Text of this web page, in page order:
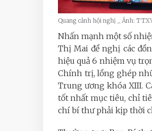
Quang cảnh hội nghị _ Ảnh:
Nhấn mạnh một số
Thị Mai đề nghị các
hiệu quả 6 nhiệm vụ
Chính trị, lồng ghép
Trung ương khóa XIII.
tốt nhất mục tiêu, chỉ
chí bí thư phải kịp thời